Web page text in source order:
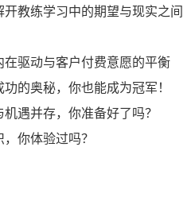
教练学习中的期望与现实之间
驱动与客户付费意愿的平衡
的奥秘，你也能成为冠军！
遇并存，你准备好了吗？
你体验过吗？